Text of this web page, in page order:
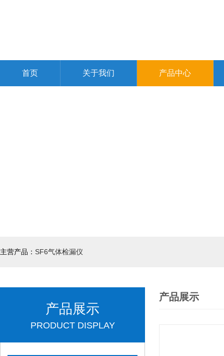
首页 关于我们 产品中心
主营产品： SF6气体检漏仪
产品展示
PRODUCT DISPLAY
产品展示